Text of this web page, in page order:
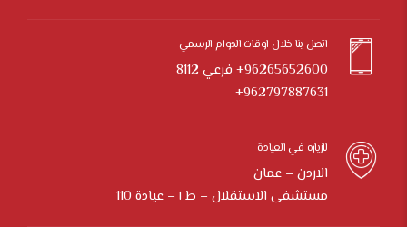
اتصل بنا خلال اوقات الدوام الرسمي
96265652600+ فرعي 8112
962797887631+
للزياره في العيادة
الاردن – عمان
مستشفى الاستقلال – ط ١ – عيادة 110